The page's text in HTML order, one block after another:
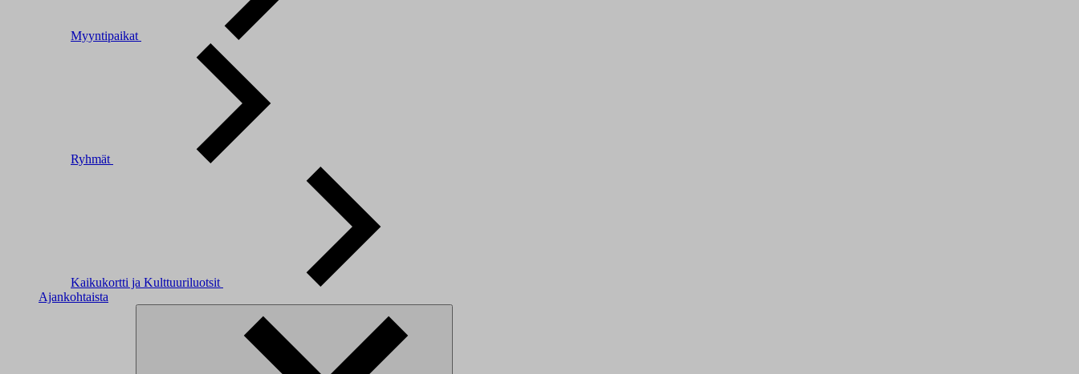
Myyntipaikat
Ryhmät
Kaikukortti ja Kulttuuriluotsit
Ajankohtaista